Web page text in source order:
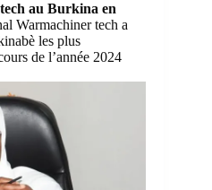
au Burkina en
Warmachiner tech a
les plus
de l’année 2024